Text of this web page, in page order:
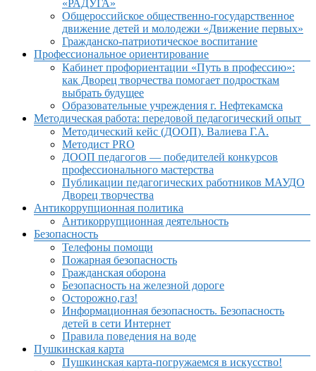
«РАДУГА»
Общероссийское общественно-государственное
движение детей и молодежи «Движение первых»
Гражданско-патриотическое воспитание
Профессиональное ориентирование
Кабинет профориентации «Путь в профессию»:
как Дворец творчества помогает подросткам
выбрать будущее
Образовательные учреждения г. Нефтекамска
Методическая работа: передовой педагогический опыт
Методический кейс (ДООП). Валиева Г.А.
Методист PRO
ДООП педагогов — победителей конкурсов
профессионального мастерства
Публикации педагогических работников МАУДО
Дворец творчества
Антикоррупционная политика
Антикоррупционная деятельность
Безопасность
Телефоны помощи
Пожарная безопасность
Гражданская оборона
Безопасность на железной дороге
Осторожно,газ!
Информационная безопасность. Безопасность
детей в сети Интернет
Правила поведения на воде
Пушкинская карта
Пушкинская карта-погружаемся в искусство!